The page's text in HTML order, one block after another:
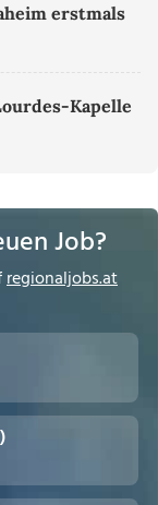
erstmals
Kapelle
Job?
regionaljobs.at